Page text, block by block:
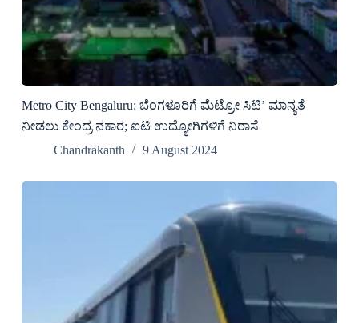
Metro City Bengaluru: ಬೆಂಗಳೂರಿಗೆ ಮೆಟ್ರೋ ಸಿಟಿ’ ಮಾನ್ಯತೆ
ನೀಡಲು ಕೇಂದ್ರ ನಕಾರ; ಐಟಿ ಉದ್ಯೋಗಿಗಳಿಗೆ ನಿರಾಸೆ
Chandrakanth
9 August 2024